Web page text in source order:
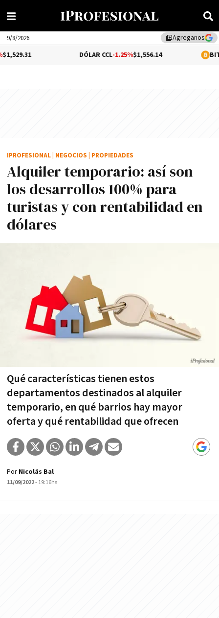
library_addAgreganos
9/8/2026
-1.25%$1,556.14 0.1%
Alquiler temporario: así son
los desarrollos 100% para
turistas y con rentabilidad en
dólares
Qué características tienen estos
departamentos destinados al alquiler
temporario, en qué barrios hay mayor
oferta y qué rentabilidad que ofrecen
IPROFESIONAL NEGOCIOS PROPIEDADES
Por Nicolás Bal
11/09/2022- 19:16hs